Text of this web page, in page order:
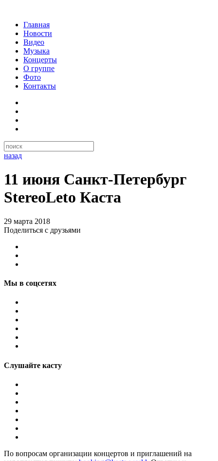
Главная
Новости
Видео
Музыка
Концерты
О группе
Фото
Контакты
назад
11 июня Санкт-Петербург
StereoLeto Каста
29 марта 2018
Поделиться с друзьями
Мы в соцсетях
Слушайте касту
По вопросам организации концертов и приглашений на